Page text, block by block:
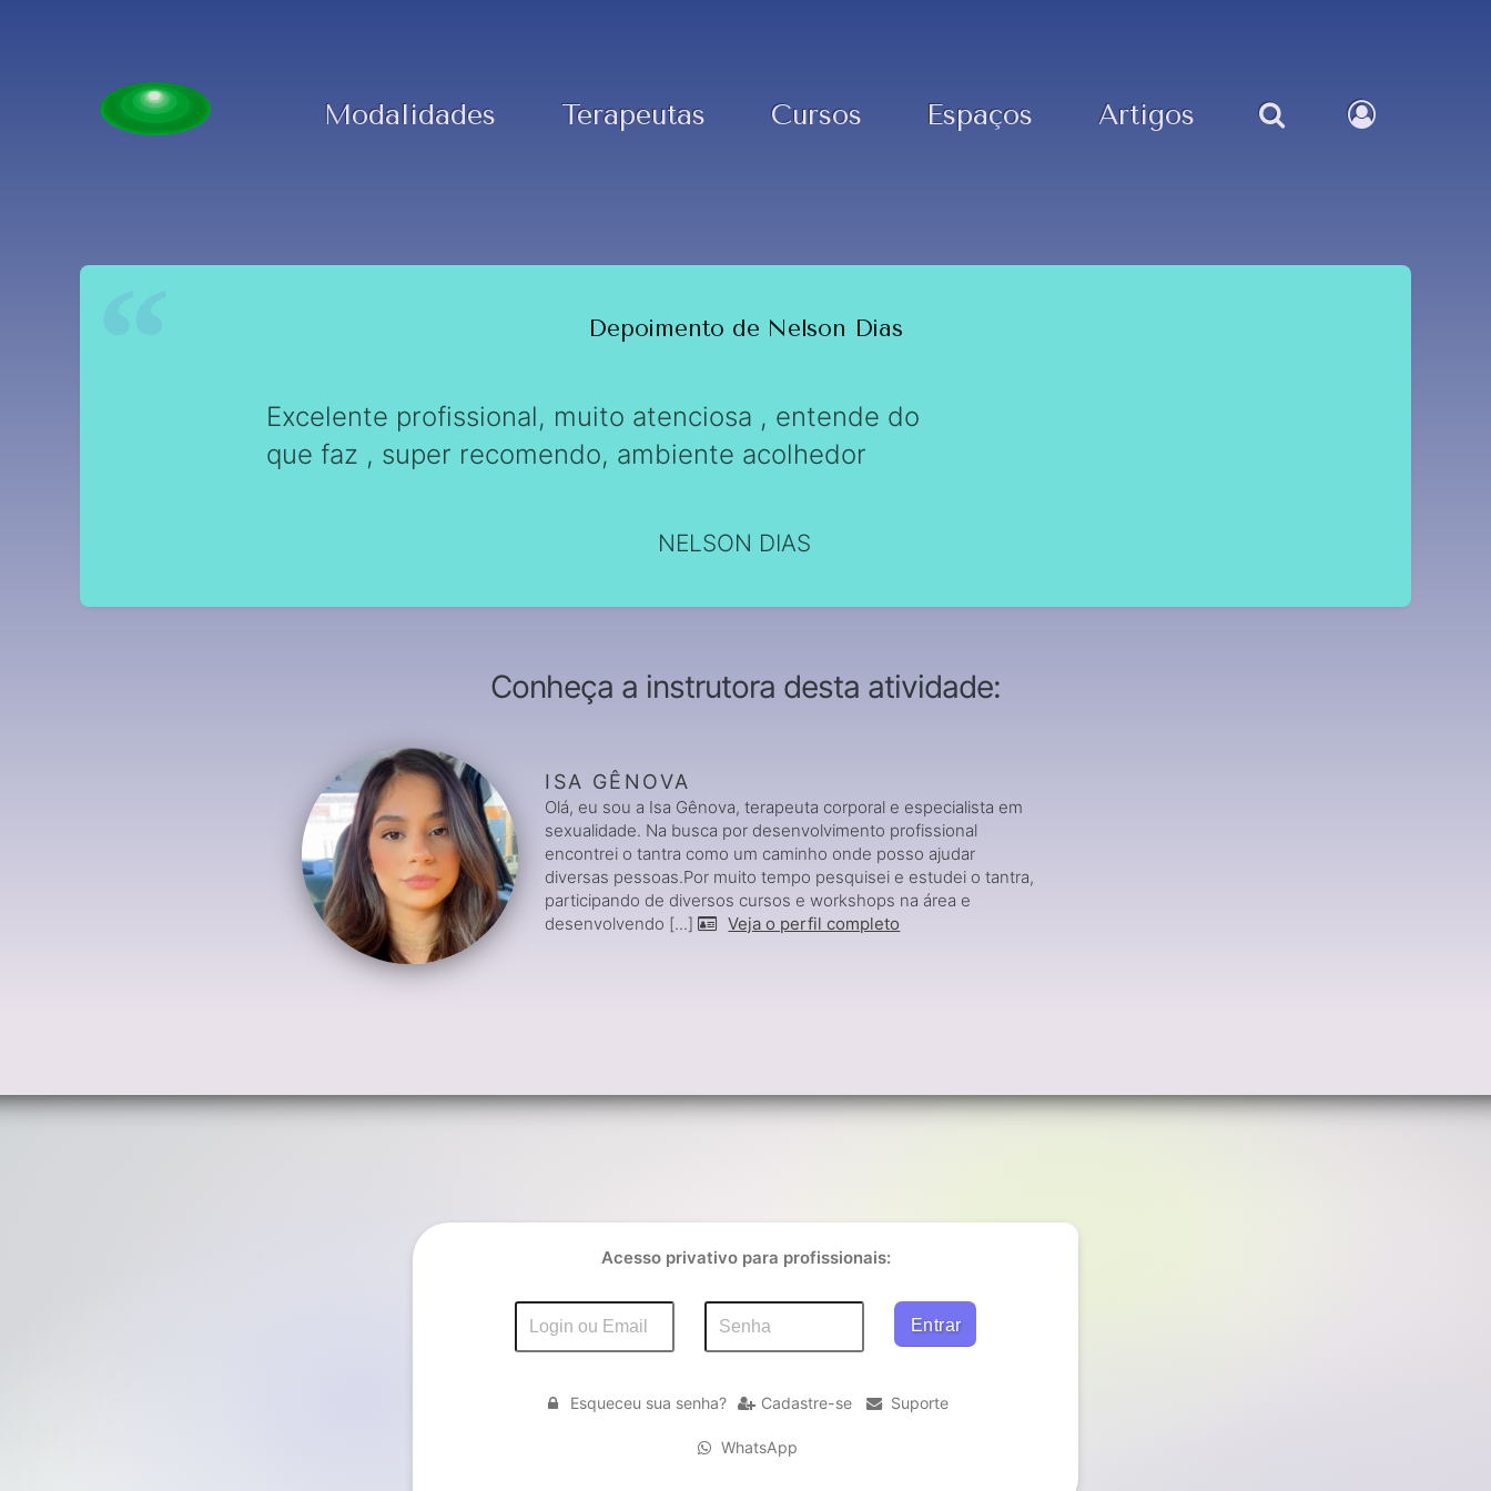
Modalidades Terapeutas Cursos Espaços Artigos
Depoimento de Nelson Dias
Excelente profissional, muito atenciosa , entende do
que faz , super recomendo, ambiente acolhedor
NELSON DIAS
Conheça a instrutora desta atividade:
ISA GÊNOVA
Olá, eu sou a Isa Gênova, terapeuta corporal e especialista em
sexualidade. Na busca por desenvolvimento profissional
encontrei o tantra como um caminho onde posso ajudar
diversas pessoas.Por muito tempo pesquisei e estudei o tantra,
participando de diversos cursos e workshops na área e
desenvolvendo [...]
Veja o perfil completo
Acesso privativo para profissionais:
Esqueceu sua senha? Cadastre-se Suporte
WhatsApp